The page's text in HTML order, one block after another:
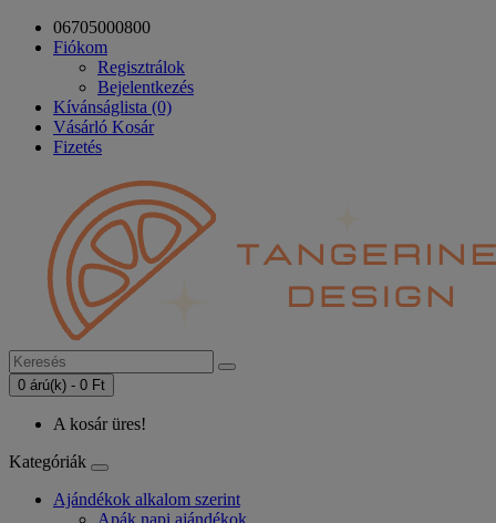
06705000800
Fiókom
Regisztrálok
Bejelentkezés
Kívánságlista (0)
Vásárló Kosár
Fizetés
0 árú(k) - 0 Ft
A kosár üres!
Kategóriák
Ajándékok alkalom szerint
Apák napi ajándékok